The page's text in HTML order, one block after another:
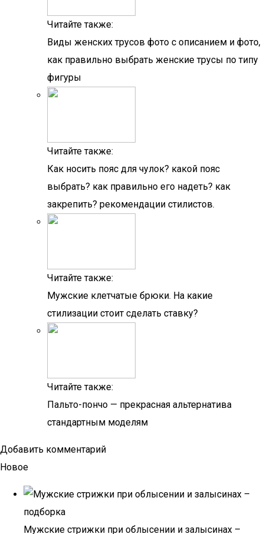
Читайте также:
Виды женских трусов фото с описанием и фото,
как правильно выбрать женские трусы по типу
фигуры
Читайте также:
Как носить пояс для чулок? какой пояс
выбрать? как правильно его надеть? как
закрепить? рекомендации стилистов.
Читайте также:
Мужские клетчатые брюки. На какие
стилизации стоит сделать ставку?
Читайте также:
Пальто-пончо — прекрасная альтернатива
стандартным моделям
Добавить комментарий
Новое
Мужские стрижки при облысении и залысинах –